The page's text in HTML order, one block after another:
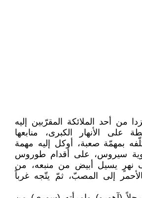
من أحد الملائكة المقرّبين إليه
على الأنهار الكبرى، منابعها
بمهمّة صعبة، أوكل إليه مهمة
سيروس، على أقدام طوروس
نهرٍ يسيل أبيض من منبعه، من
إلى المصبّ، ثمّ يتّجه غرباً